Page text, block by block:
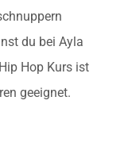
du bei Ayla
Hop Kurs ist
geeignet.